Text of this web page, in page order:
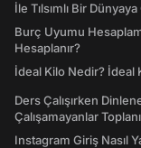
İle Tılsımlı Bir
Burç Uyumu
Hesaplanır?
İdeal Kilo Nedir? İdeal
Ders Çalışırken
Çalışamayanlar
Instagram Giriş Nasıl